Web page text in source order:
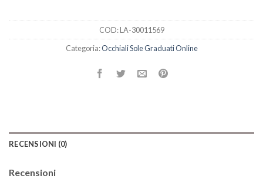
COD:LA-30011569
Categoria:Occhiali Sole Graduati Online
RECENSIONI (0)
Recensioni